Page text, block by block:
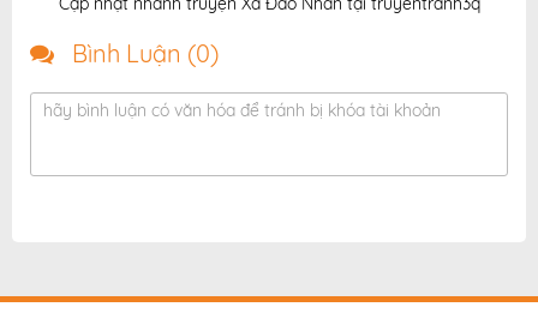
Bình Luận (0)
hãy bình luận có văn hóa để tránh bị khóa tài khoản